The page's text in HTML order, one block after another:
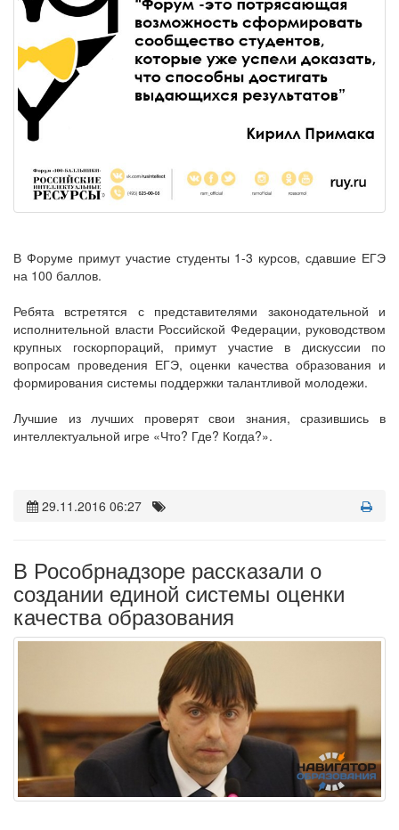
В Форуме примут участие студенты 1-3 курсов, сдавшие ЕГЭ
на 100 баллов.
Ребята встретятся с представителями законодательной и
исполнительной власти Российской Федерации, руководством
крупных госкорпораций, примут участие в дискуссии по
вопросам проведения ЕГЭ, оценки качества образования и
формирования системы поддержки талантливой молодежи.
Лучшие из лучших проверят свои знания, сразившись в
интеллектуальной игре «Что? Где? Когда?».
29.11.2016 06:27
В Рособрнадзоре рассказали о
создании единой системы оценки
качества образования